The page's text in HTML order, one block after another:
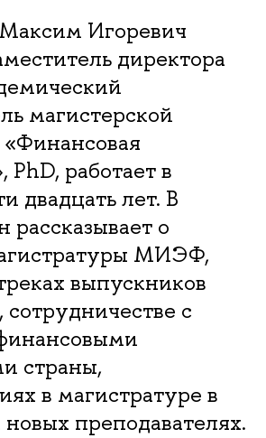
Игоревич
директора
магистерской
PhD, работает в
лет. В
рассказывает о
МИЭФ,
выпускников
с
страны,
в магистратуре в
преподавателях.